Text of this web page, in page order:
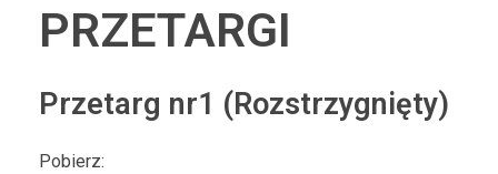
PRZETARGI
Przetarg nr1 (Rozstrzygnięty)
Pobierz: